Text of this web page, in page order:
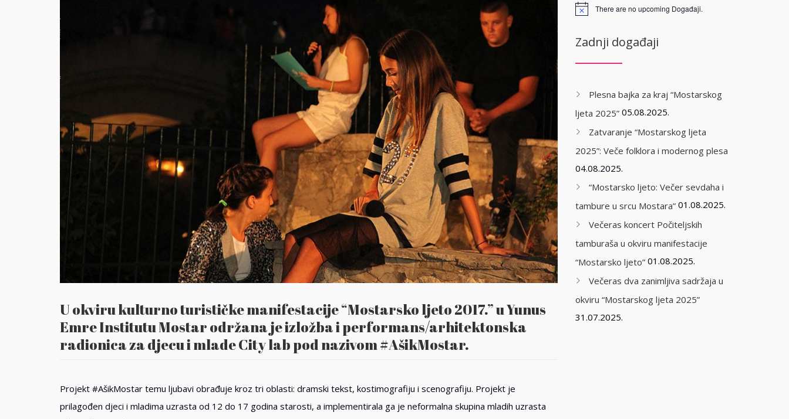
U okviru kulturno turističke manifestacije “Mostarsko ljeto 2017.” u Yunus
Emre Institutu Mostar održana je izložba i performans/arhitektonska
radionica za djecu i mlade City lab pod nazivom #AšikMostar.
Projekt #AšikMostar temu ljubavi obrađuje kroz tri oblasti: dramski tekst, kostimografiju i scenografiju. Projekt je
prilagođen djeci i mladima uzrasta od 12 do 17 godina starosti, a implementirala ga je neformalna skupina mladih uzrasta
There are no upcoming Događaji.
Zadnji događaji
Plesna bajka za kraj “Mostarskog
ljeta 2025” 05.08.2025.
Zatvaranje “Mostarskog ljeta
2025”: Veče folklora i modernog plesa
04.08.2025.
“Mostarsko ljeto: Večer sevdaha i
tambure u srcu Mostara” 01.08.2025.
Večeras koncert Počiteljskih
tamburaša u okviru manifestacije
“Mostarsko ljeto” 01.08.2025.
Večeras dva zanimljiva sadržaja u
okviru “Mostarskog ljeta 2025”
31.07.2025.